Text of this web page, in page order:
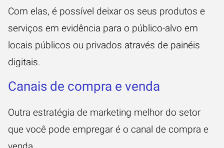
Com elas, é possível deixar os seus produtos e
serviços em evidência para o público-alvo em
locais públicos ou privados através de painéis
digitais.
Canais de compra e venda
Outra estratégia de marketing melhor do setor
que você pode empregar é o canal de compra e